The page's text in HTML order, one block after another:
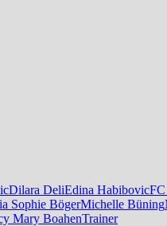
Dilara DeliEdina HabibovicFC
Sophie BögerMichelle Büning
Mary BoahenTrainer